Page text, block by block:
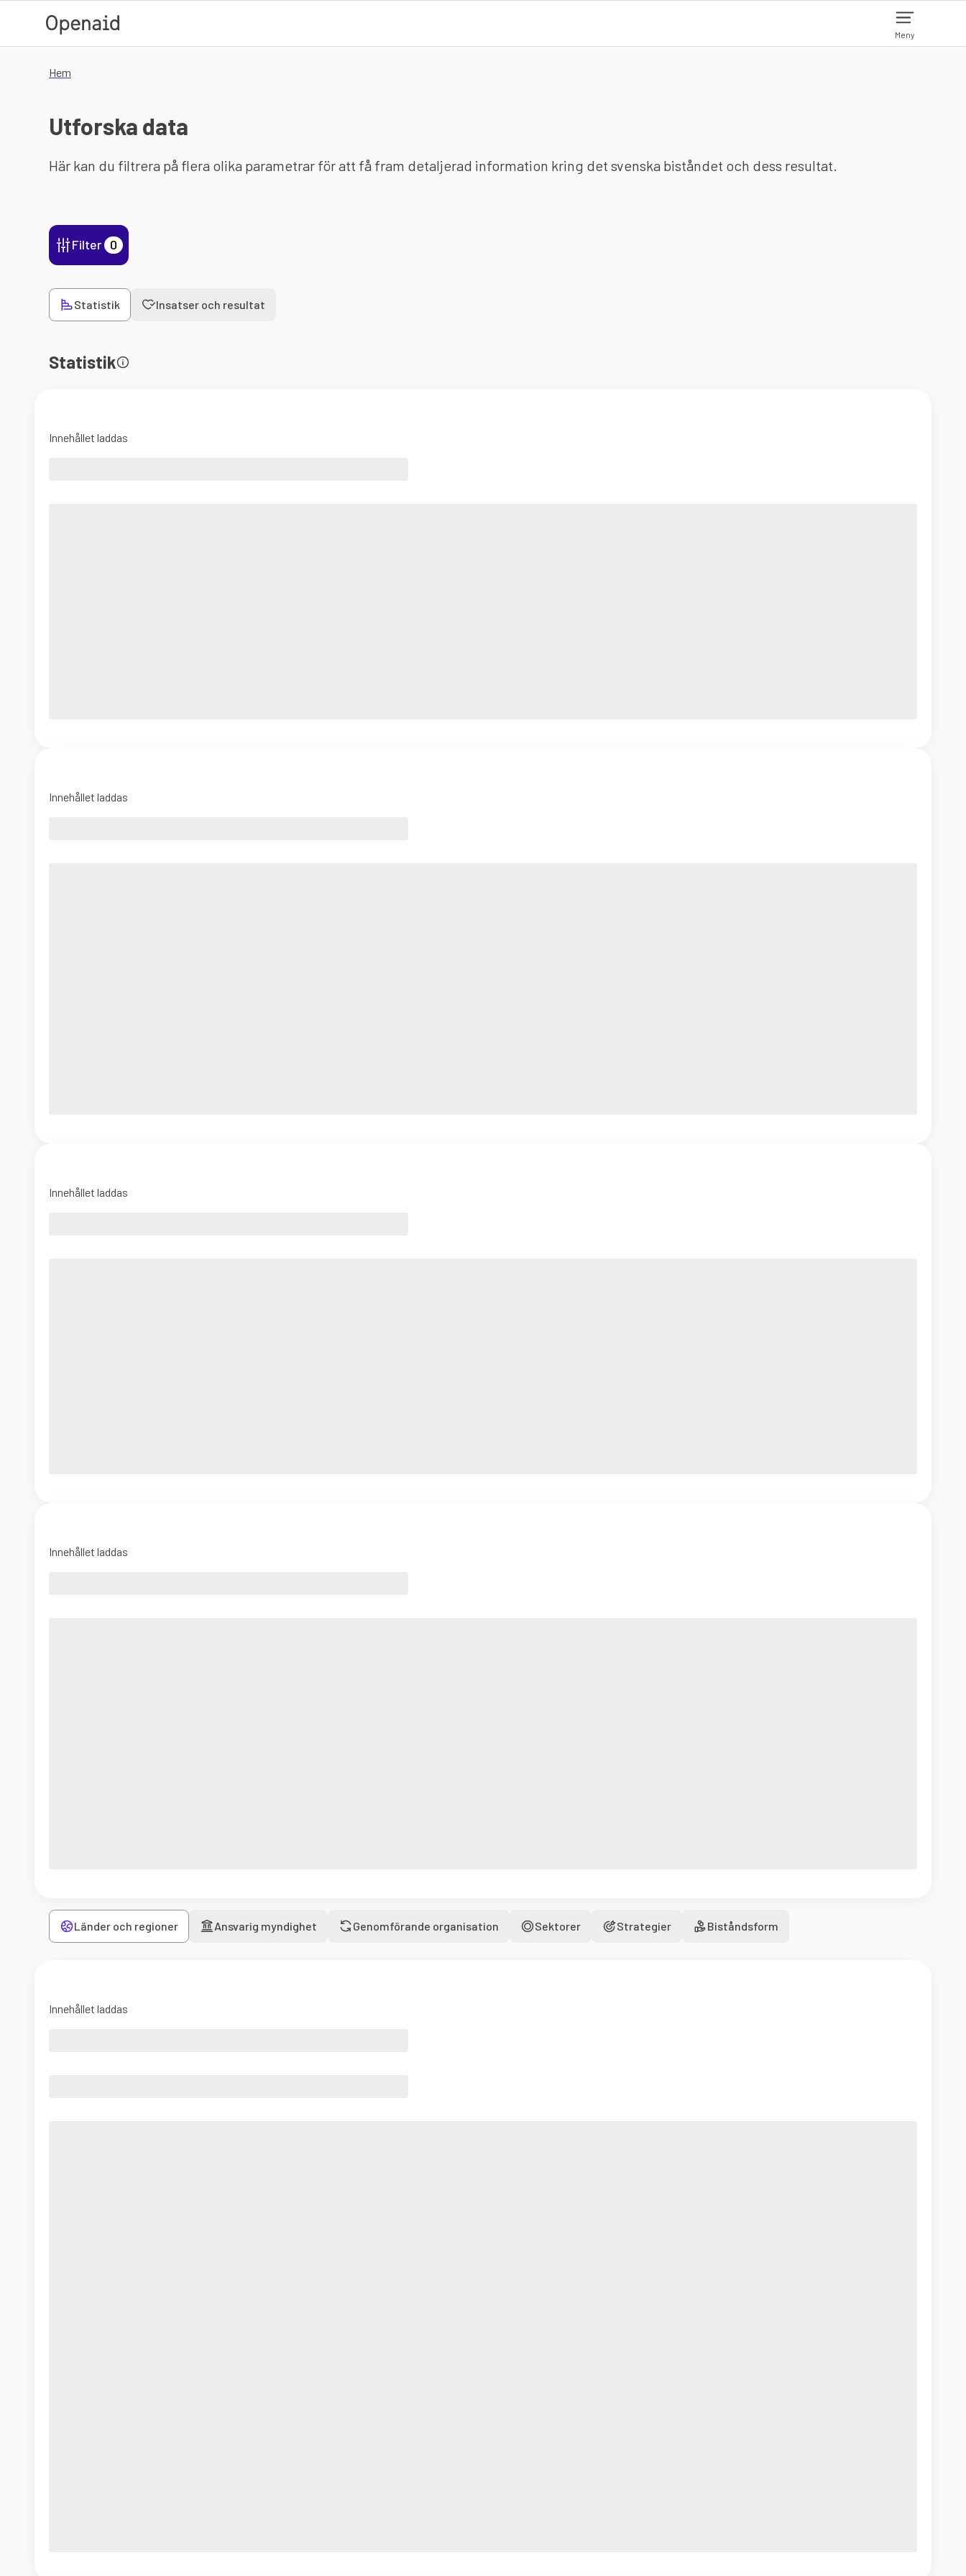
Meny
Hem
Utforska data
Här kan du filtrera på flera olika parametrar för att få fram detaljerad information kring det svenska biståndet och dess resultat.
Filter 0
Statistik Insatser och resultat
Statistik
Innehållet laddas
Innehållet laddas
Innehållet laddas
Innehållet laddas
Länder och regioner Ansvarig myndighet Genomförande organisation Sektorer Strategier Biståndsform
Innehållet laddas